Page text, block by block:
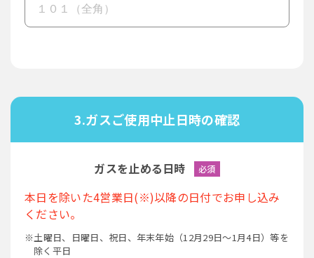
3.ガスご使用中止日時の確認
ガスを止める日時 必須
本日を除いた4営業日(※)以降の日付でお申し込み
ください。
※土曜日、日曜日、祝日、年末年始（12月29日～1月4日）等を
除く平日